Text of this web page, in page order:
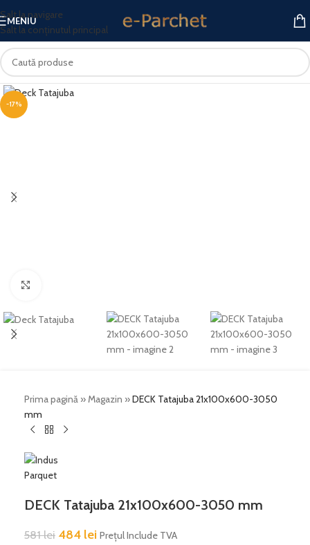
Salt la navigare
Salt la conținutul principal
MENIU
-17%
Prima pagină » Magazin »DECK Tatajuba 21x100x600-3050
mm
DECK Tatajuba 21x100x600-3050 mm
581lei 484 lei Prețul Include TVA